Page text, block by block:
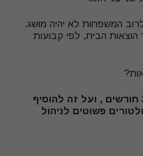
המשפחות לא יהיה מושג.
הבית, לפי קבועות
?
רצוי לעשות שיקוף כלכלי למינימום 3 חודשים , ועל זה להוסיף
פשוטים לניהול